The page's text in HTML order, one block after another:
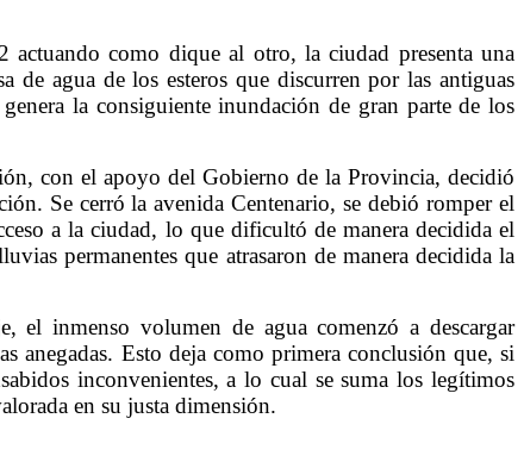
como dique al otro, la ciudad presenta una
de agua de los esteros que discurren por las antiguas
la consiguiente inundación de gran parte de los
con el apoyo del Gobierno de la Provincia, decidió
Se cerró la avenida Centenario, se debió romper el
a la ciudad, lo que dificultó de manera decidida el
permanentes que atrasaron de manera decidida la
el inmenso volumen de agua comenzó a descargar
anegadas. Esto deja como primera conclusión que, si
inconvenientes, a lo cual se suma los legítimos
en su justa dimensión.